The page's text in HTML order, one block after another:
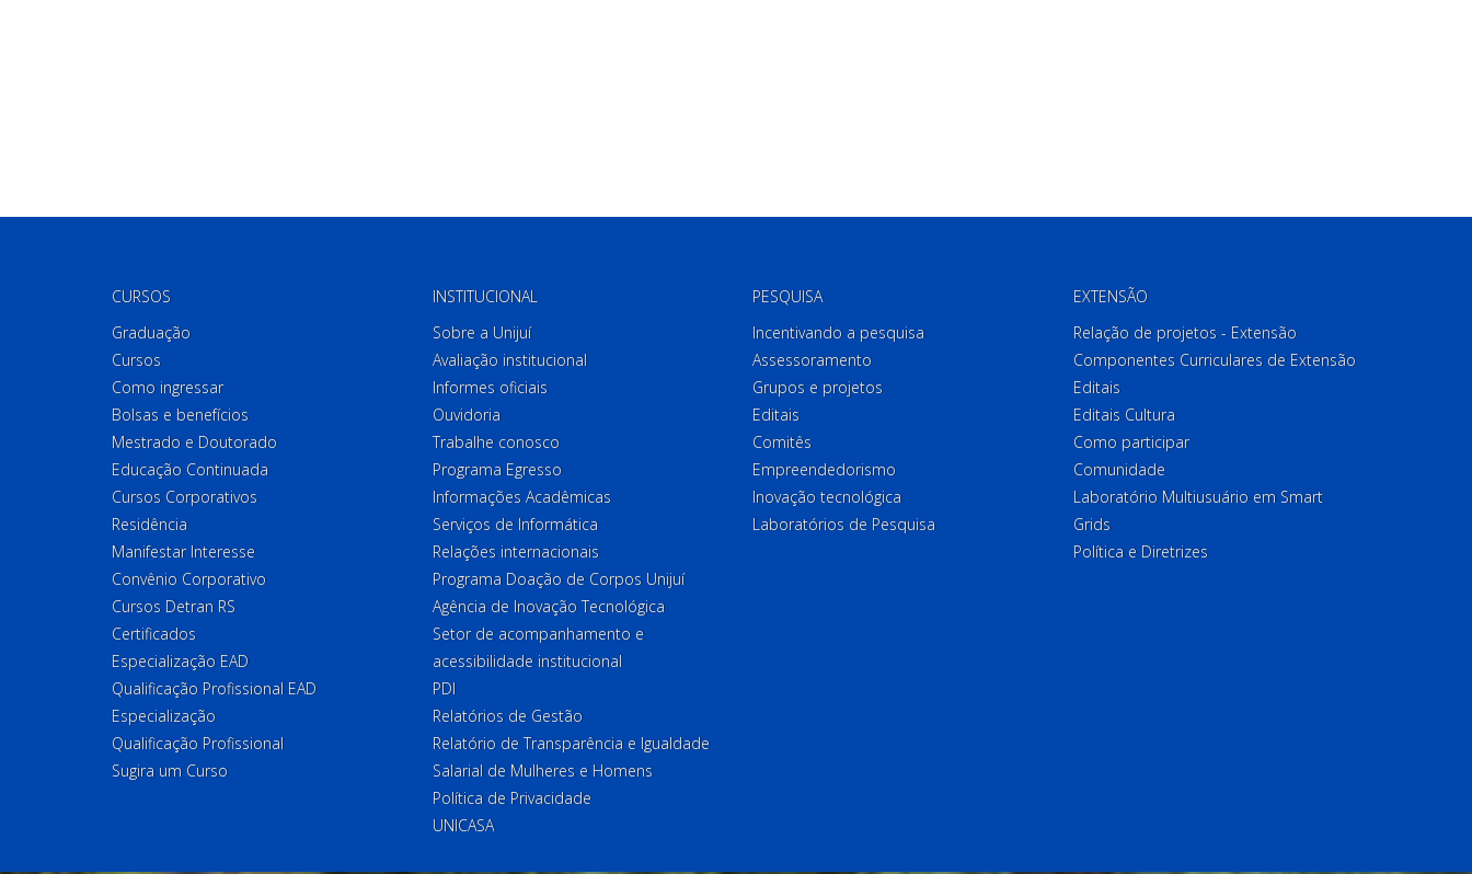
CURSOS
Graduação
Cursos
Como ingressar
Bolsas e benefícios
Mestrado e Doutorado
Educação Continuada
Cursos Corporativos
Residência
Manifestar Interesse
Convênio Corporativo
Cursos Detran RS
Certificados
Especialização EAD
Qualificação Profissional EAD
Especialização
Qualificação Profissional
Sugira um Curso
INSTITUCIONAL
Sobre a Unijuí
Avaliação institucional
Informes oficiais
Ouvidoria
Trabalhe conosco
Programa Egresso
Informações Acadêmicas
Serviços de Informática
Relações internacionais
Programa Doação de Corpos Unijuí
Agência de Inovação Tecnológica
Setor de acompanhamento e
acessibilidade institucional
PDI
Relatórios de Gestão
Relatório de Transparência e Igualdade
Salarial de Mulheres e Homens
Política de Privacidade
UNICASA
PESQUISA
Incentivando a pesquisa
Assessoramento
Grupos e projetos
Editais
Comitês
Empreendedorismo
Inovação tecnológica
Laboratórios de Pesquisa
EXTENSÃO
Relação de projetos - Extensão
Componentes Curriculares de Extensão
Editais
Editais Cultura
Como participar
Comunidade
Laboratório Multiusuário em Smart
Grids
Política e Diretrizes